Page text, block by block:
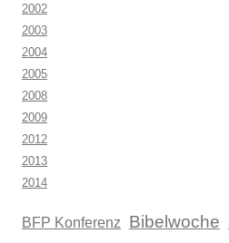
2002
2003
2004
2005
2008
2009
2012
2013
2014
BFP Konferenz Bibelwoche